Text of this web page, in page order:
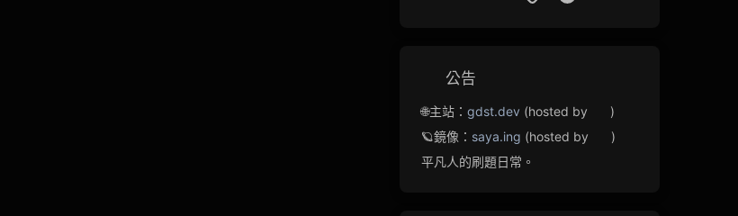
公告
🌐主站： gdst.dev (hosted by
)
🪐鏡像： saya.ing (hosted by
)
平凡人的刷題日常。